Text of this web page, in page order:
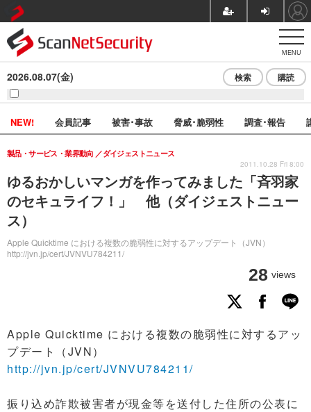
MENU
2026.08.07(金) 検索 購読
NEW! 会員記事 被害･事故 脅威･脆弱性 調査･報告
ゆるおかしいマンガを作ってみました「斉羽家
のセキュライフ！」 他（ダイジェストニュー
ス）
Apple Quicktime における複数の脆弱性に対するアップデート（JVN）
http://jvn.jp/cert/JVNVU784211/
製品・サービス・業界動向 ダイジェストニュース
28 views
2011.10.28 Fri 8:00
Apple Quicktime における複数の脆弱性に対するアッ
プデート（JVN）
http://jvn.jp/cert/JVNVU784211/
振り込め詐欺被害者が現金等を送付した住所の公表に